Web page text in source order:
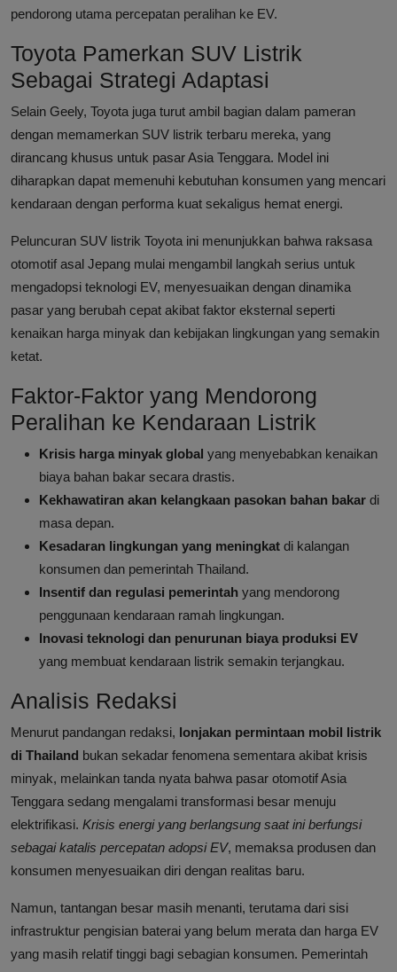
pendorong utama percepatan peralihan ke EV.
Toyota Pamerkan SUV Listrik
Sebagai Strategi Adaptasi
Selain Geely, Toyota juga turut ambil bagian dalam pameran
dengan memamerkan SUV listrik terbaru mereka, yang
dirancang khusus untuk pasar Asia Tenggara. Model ini
diharapkan dapat memenuhi kebutuhan konsumen yang mencari
kendaraan dengan performa kuat sekaligus hemat energi.
Peluncuran SUV listrik Toyota ini menunjukkan bahwa raksasa
otomotif asal Jepang mulai mengambil langkah serius untuk
mengadopsi teknologi EV, menyesuaikan dengan dinamika
pasar yang berubah cepat akibat faktor eksternal seperti
kenaikan harga minyak dan kebijakan lingkungan yang semakin
ketat.
Faktor-Faktor yang Mendorong
Peralihan ke Kendaraan Listrik
Krisis harga minyak global yang menyebabkan kenaikan
biaya bahan bakar secara drastis.
Kekhawatiran akan kelangkaan pasokan bahan bakar di
masa depan.
Kesadaran lingkungan yang meningkat di kalangan
konsumen dan pemerintah Thailand.
Insentif dan regulasi pemerintah yang mendorong
penggunaan kendaraan ramah lingkungan.
Inovasi teknologi dan penurunan biaya produksi EV
yang membuat kendaraan listrik semakin terjangkau.
Analisis Redaksi
Menurut pandangan redaksi, lonjakan permintaan mobil listrik
di Thailand bukan sekadar fenomena sementara akibat krisis
minyak, melainkan tanda nyata bahwa pasar otomotif Asia
Tenggara sedang mengalami transformasi besar menuju
elektrifikasi. Krisis energi yang berlangsung saat ini berfungsi
sebagai katalis percepatan adopsi EV, memaksa produsen dan
konsumen menyesuaikan diri dengan realitas baru.
Namun, tantangan besar masih menanti, terutama dari sisi
infrastruktur pengisian baterai yang belum merata dan harga EV
yang masih relatif tinggi bagi sebagian konsumen. Pemerintah